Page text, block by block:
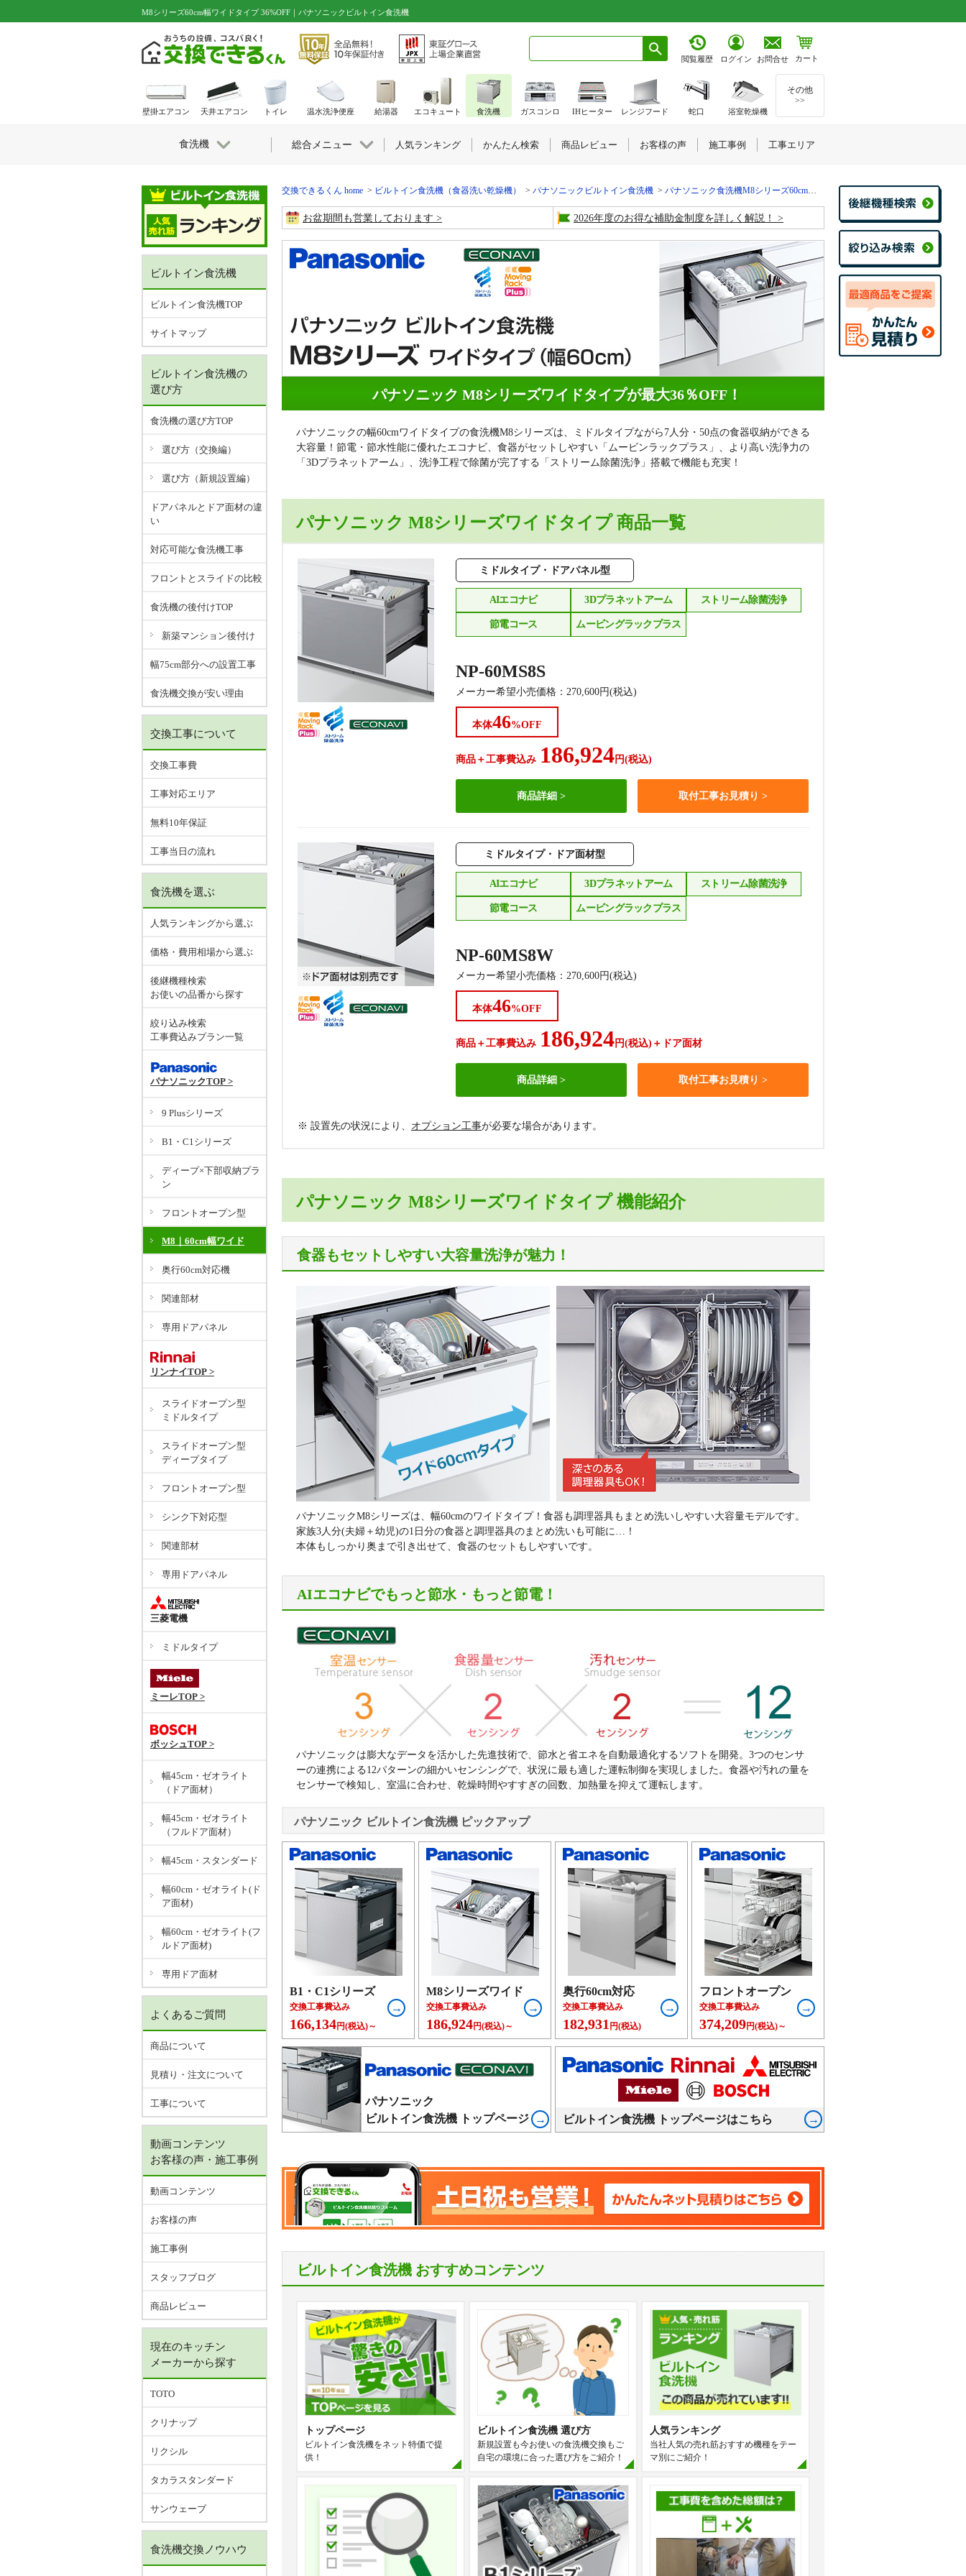
M8シリーズ60cm幅ワイドタイプ 36%OFF｜パナソニックビルトイン食洗機
閲覧履歴 ログイン お問合せ カート
交換できるくん home ビルトイン食洗機（食器洗い乾燥機） パナソニックビルトイン食洗機 パナソニック食洗機M8シリーズ60cm幅ワイドタイプ価格一覧
お盆期間も営業しております 2026年度のお得な補助金制度を詳しく解説！
パナソニック M8シリーズワイドタイプが最大36％OFF！
パナソニックの幅60cmワイドタイプの食洗機M8シリーズは、ミドルタイプながら7人分・50点の食器収納ができる
大容量！節電・節水性能に優れたエコナビ、食器がセットしやすい「ムービンラックプラス」、より高い洗浄力の
「3Dプラネットアーム」、洗浄工程で除菌が完了する「ストリーム除菌洗浄」搭載で機能も充実！
パナソニック M8シリーズワイドタイプ商品一覧
ミドルタイプ・ドアパネル型
AIエコナビ 3Dプラネットアーム ストリーム除菌洗浄
節電コース ムービングラックプラス
NP-60MS8S
メーカー希望小売価格 ： 270,600円(税込)
本体46%OFF
商品＋工事費込み 186,924 円(税込)
商品詳細 取付工事お見積り
ミドルタイプ・ドア面材型
AIエコナビ 3Dプラネットアーム ストリーム除菌洗浄
節電コース ムービングラックプラス
NP-60MS8W
メーカー希望小売価格 ： 270,600円(税込)
本体46%OFF
商品＋工事費込み 186,924 円(税込) ＋ドア面材
商品詳細 取付工事お見積り
※ 設置先の状況により、 オプション工事が必要な場合があります。
パナソニック M8シリーズワイドタイプ機能紹介
食器もセットしやすい大容量洗浄が魅力！
パナソニックM8シリーズは、幅60cmのワイドタイプ！食器も調理器具もまとめ洗いしやすい大容量モデルです。
家族3人分(夫婦＋幼児)の1日分の食器と調理器具のまとめ洗いも可能に…！
本体もしっかり奥まで引き出せて、食器のセットもしやすいです。
AIエコナビでもっと節水・もっと節電！
パナソニックは膨大なデータを活かした先進技術で、節水と省エネを自動最適化するソフトを開発。3つのセンサ
ーの連携による12パターンの細かいセンシングで、状況に最も適した運転制御を実現しました。食器や汚れの量を
センサーで検知し、室温に合わせ、乾燥時間やすすぎの回数、加熱量を抑えて運転します。
パナソニック ビルトイン食洗機 ピックアップ
B1・C1シリーズ
交換工事費込み
166,134円(税込)～
M8シリーズワイド
交換工事費込み
186,924円(税込)～
奥行60cm対応
交換工事費込み
182,931 円(税込)
フロントオープン
交換工事費込み
374,209円(税込)～
パナソニック
ビルトイン食洗機 トップページ
ビルトイン食洗機 トップページはこちら
ビルトイン食洗機 おすすめコンテンツ
トップページ
ビルトイン食洗機をネット特価で提
供！
ビルトイン食洗機 選び方
新規設置も今お使いの食洗機交換もご
自宅の環境に合った選び方をご紹介！
人気ランキング
当社人気の売れ筋おすすめ機種をテー
マ別にご紹介！
ビルトイン食洗機
ビルトイン食洗機TOP
サイトマップ
ビルトイン食洗機の
選び方
食洗機の選び方TOP
選び方（交換編）
選び方（新規設置編）
ドアパネルとドア面材の違
い
対応可能な食洗機工事
フロントとスライドの比較
食洗機の後付けTOP
新築マンション後付け
幅75cm部分への設置工事
食洗機交換が安い理由
交換工事について
交換工事費
工事対応エリア
無料10年保証
工事当日の流れ
食洗機を選ぶ
人気ランキングから選ぶ
価格・費用相場から選ぶ
後継機種検索
お使いの品番から探す
絞り込み検索
工事費込みプラン一覧
パナソニックTOP >
9 Plusシリーズ
B1・C1シリーズ
ディープ×下部収納プラ
ン
フロントオープン型
M8｜60cm幅ワイド
奥行60cm対応機
関連部材
専用ドアパネル
リンナイTOP >
スライドオープン型
ミドルタイプ
スライドオープン型
ディープタイプ
フロントオープン型
シンク下対応型
関連部材
専用ドアパネル
三菱電機
ミドルタイプ
ミーレTOP >
ボッシュTOP >
幅45cm・ゼオライト
（ドア面材）
幅45cm・ゼオライト
（フルドア面材）
幅45cm・スタンダード
幅60cm・ゼオライト(ド
ア面材)
幅60cm・ゼオライト(フ
ルドア面材)
専用ドア面材
よくあるご質問
商品について
見積り・注文について
工事について
動画コンテンツ
お客様の声・施工事例
動画コンテンツ
お客様の声
施工事例
スタッフブログ
商品レビュー
現在のキッチン
メーカーから探す
TOTO
クリナップ
リクシル
タカラスタンダード
サンウェーブ
食洗機交換ノウハウ
壁掛エアコン 天井エアコン トイレ 温水洗浄便座 給湯器 エコキュート 食洗機 ガスコンロ IHヒーター レンジフード 蛇口 浴室乾燥機
その他
>>
食洗機 総合メニュー 人気ランキング かんたん検索 商品レビュー お客様の声 施工事例 工事エリア